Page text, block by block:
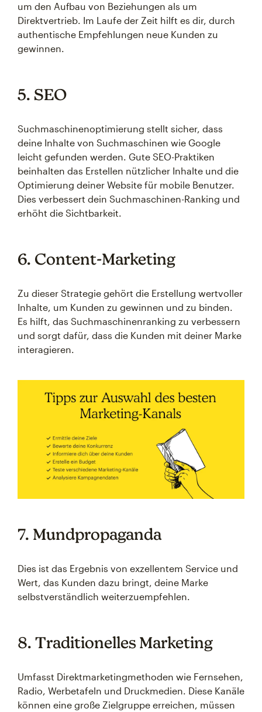
um den Aufbau von Beziehungen als um
Direktvertrieb. Im Laufe der Zeit hilft es dir, durch
authentische Empfehlungen neue Kunden zu
gewinnen.
5. SEO
Suchmaschinenoptimierung stellt sicher, dass
deine Inhalte von Suchmaschinen wie Google
leicht gefunden werden. Gute SEO-Praktiken
beinhalten das Erstellen nützlicher Inhalte und die
Optimierung deiner Website für mobile Benutzer.
Dies verbessert dein Suchmaschinen-Ranking und
erhöht die Sichtbarkeit.
6. Content-Marketing
Zu dieser Strategie gehört die Erstellung wertvoller
Inhalte, um Kunden zu gewinnen und zu binden.
Es hilft, das Suchmaschinenranking zu verbessern
und sorgt dafür, dass die Kunden mit deiner Marke
interagieren.
7. Mundpropaganda
Dies ist das Ergebnis von exzellentem Service und
Wert, das Kunden dazu bringt, deine Marke
selbstverständlich weiterzuempfehlen.
8. Traditionelles Marketing
Umfasst Direktmarketingmethoden wie Fernsehen,
Radio, Werbetafeln und Druckmedien. Diese Kanäle
können eine große Zielgruppe erreichen, müssen